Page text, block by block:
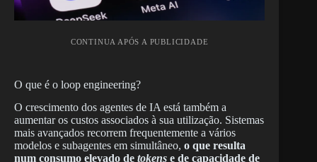
CONTINUA APÓS A PUBLICIDADE
O que é o loop engineering?
O crescimento dos agentes de IA está também a
aumentar os custos associados à sua utilização. Sistemas
mais avançados recorrem frequentemente a vários
modelos e subagentes em simultâneo, o que resulta
num consumo elevado de tokens e de capacidade de